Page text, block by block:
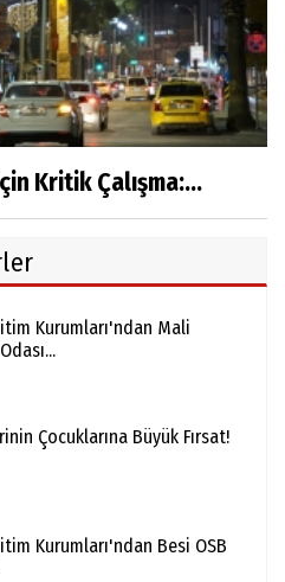
Kritik Çalışma:...
Kurumları'ndan Mali
Çocuklarına Büyük Fırsat!
Kurumları'ndan Besi OSB